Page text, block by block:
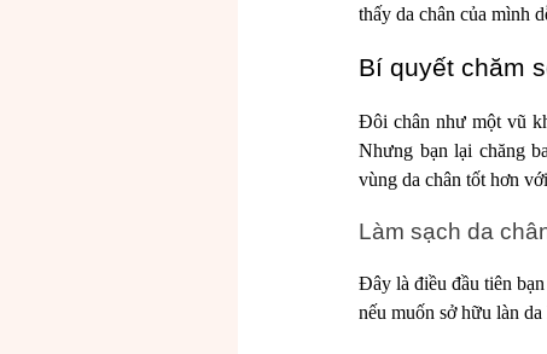
thấy da chân của mình
Bí quyết chăm
Đôi chân như một vũ
Nhưng bạn lại chăng
vùng da chân tốt hơn
Làm sạch da
Đây là điều đầu tiên
nếu muốn sở hữu làn